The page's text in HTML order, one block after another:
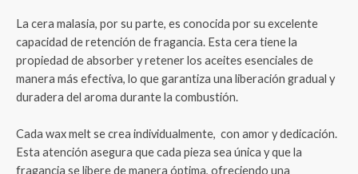
La cera malasia, por su parte, es conocida por su excelente
capacidad de retención de fragancia. Esta cera tiene la
propiedad de absorber y retener los aceites esenciales de
manera más efectiva, lo que garantiza una liberación gradual y
duradera del aroma durante la combustión.
Cada wax melt se crea individualmente, con amor y dedicación.
Esta atención asegura que cada pieza sea única y que la
fragancia se libere de manera óptima, ofreciendo una